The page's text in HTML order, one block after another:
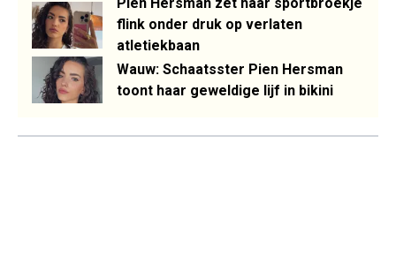
flink onder druk op verlaten
atletiekbaan
Wauw: Schaatsster Pien Hersman
toont haar geweldige lijf in bikini